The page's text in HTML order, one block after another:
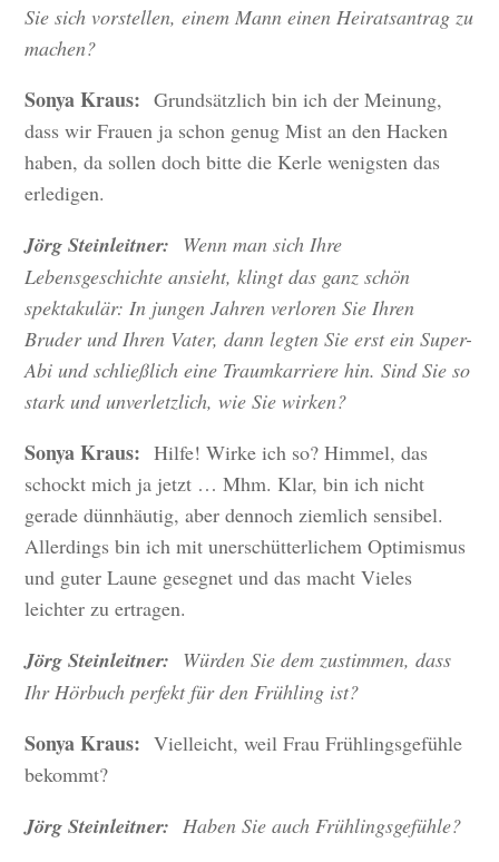
Sie sich vorstellen, einem Mann einen Heiratsantrag zu
machen?
Sonya Kraus:Grundsätzlich bin ich der Meinung,
dass wir Frauen ja schon genug Mist an den Hacken
haben, da sollen doch bitte die Kerle wenigsten das
erledigen.
Jörg Steinleitner: Wenn man sich Ihre
Lebensgeschichte ansieht, klingt das ganz schön
spektakulär: In jungen Jahren verloren Sie Ihren
Bruder und Ihren Vater, dann legten Sie erst ein Super-
Abi und schließlich eine Traumkarriere hin. Sind Sie so
stark und unverletzlich, wie Sie wirken?
Sonya Kraus: Hilfe! Wirke ich so? Himmel, das
schockt mich ja jetzt … Mhm. Klar, bin ich nicht
gerade dünnhäutig, aber dennoch ziemlich sensibel.
Allerdings bin ich mit unerschütterlichem Optimismus
und guter Laune gesegnet und das macht Vieles
leichter zu ertragen.
Jörg Steinleitner: Würden Sie dem zustimmen, dass
Ihr Hörbuch perfekt für den Frühling ist?
Sonya Kraus: Vielleicht, weil Frau Frühlingsgefühle
bekommt?
Jörg Steinleitner:Haben Sie auch Frühlingsgefühle?